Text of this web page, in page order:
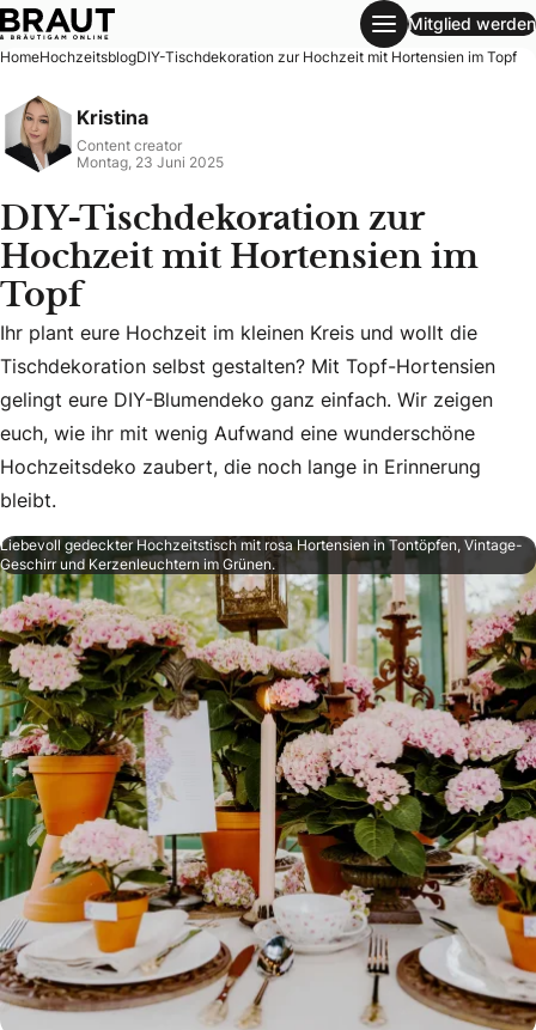
DIY-Tischdekoration zur Hochzeit mit Hortensien im Topf
Mitglied werden
HomeHochzeitsblogDIY-Tischdekoration zur Hochzeit mit Hortensien im Topf
Kristina
Content creator
Montag, 23 Juni 2025
DIY-Tischdekoration zur
Hochzeit mit Hortensien im
Topf
Ihr plant eure Hochzeit im kleinen Kreis und wollt die
Ihr plant eure Hochzeit im kleinen Kreis und wollt die
Tischdekoration selbst gestalten? Mit Topf-Hortensien
gelingt eure DIY-Blumendeko ganz einfach. Wir zeigen
euch, wie ihr mit wenig Aufwand eine wunderschöne
Hochzeitsdeko zaubert, die noch lange in Erinnerung
bleibt.
Liebevoll gedeckter Hochzeitstisch mit rosa Hortensien in Tontöpfen, Vintage-
Geschirr und Kerzenleuchtern im Grünen.